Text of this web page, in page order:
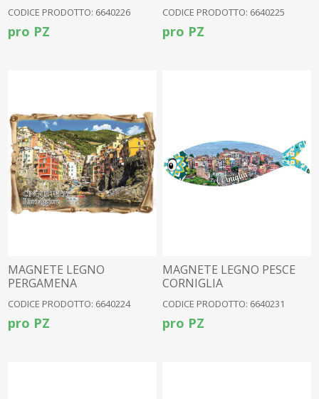
CODICE PRODOTTO: 6640226
pro PZ
CODICE PRODOTTO: 6640225
pro PZ
MAGNETE LEGNO
PERGAMENA
CODICE PRODOTTO: 6640224
pro PZ
MAGNETE LEGNO PESCE
CORNIGLIA
CODICE PRODOTTO: 6640231
pro PZ